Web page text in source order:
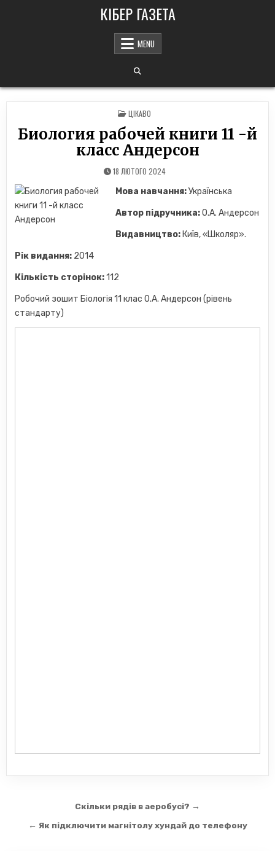
КІБЕР ГАЗЕТА
MENU
POSTED
IN
ЦІКАВО
Биология рабочей книги 11 -й
класс Андерсон
18 ЛЮТОГО 2024
Мова навчання:Українська
Автор підручника:О.А. Андерсон
Видавництво: Київ, «Школяр».
Рік видання: 2014
Кількість сторінок:112
Робочий зошит Біологія 11 клас О.А. Андерсон (рівень
стандарту)
Навігація
записів
Скільки рядів в аеробусі? →
← Як підключити магнітолу хундай до телефону